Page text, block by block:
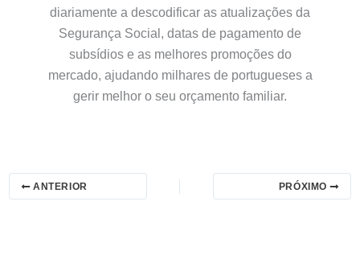
diariamente a descodificar as atualizações da
Segurança Social, datas de pagamento de
subsídios e as melhores promoções do
mercado, ajudando milhares de portugueses a
gerir melhor o seu orçamento familiar.
ANTERIOR PRÓXIMO